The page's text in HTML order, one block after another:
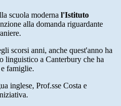
scuola moderna l'Istituto
alla domanda riguardante
scorsi anni, anche quest'anno ha
linguistico a Canterbury che ha
famiglie.
inglese, Prof.sse Costa e